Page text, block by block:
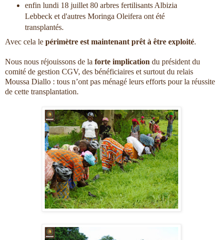
enfin lundi 18 juillet 80 arbres fertilisants Albizia
Lebbeck et d'autres Moringa Oleifera ont été
transplantés.
Avec cela le périmètre est maintenant prêt à être exploité.
Nous nous réjouissons de la forte implication du président du
comité de gestion CGV, des bénéficiaires et surtout du relais
Moussa Diallo : tous n’ont pas ménagé leurs efforts pour la réussite
de cette transplantation.